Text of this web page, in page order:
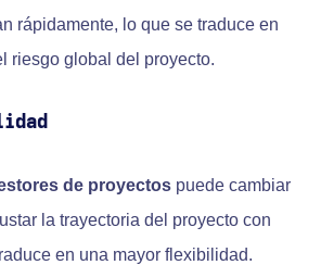
rápidamente, lo que se traduce en
riesgo global del proyecto.
de proyectos puede cambiar
la trayectoria del proyecto con
en una mayor flexibilidad.